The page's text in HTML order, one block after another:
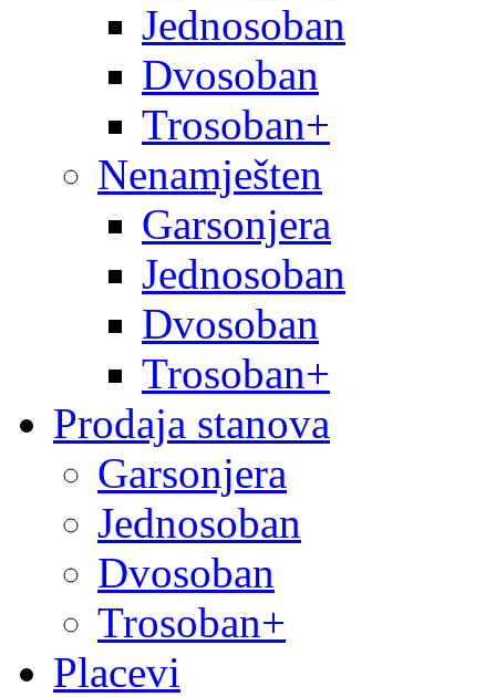
Jednosoban
Dvosoban
Trosoban+
Nenamješten
Garsonjera
Jednosoban
Dvosoban
Trosoban+
Prodaja stanova
Garsonjera
Jednosoban
Dvosoban
Trosoban+
Placevi